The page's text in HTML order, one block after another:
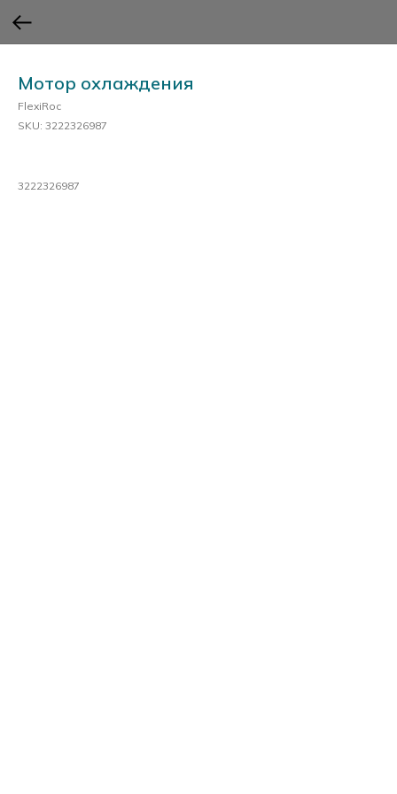
Мотор охлаждения
FlexiRoc
SKU: 3222326987
3222326987